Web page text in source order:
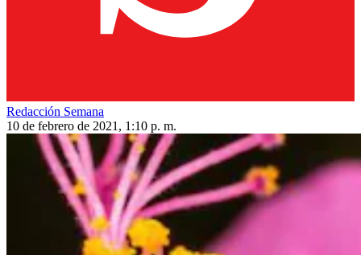
Redacción Semana
10 de febrero de 2021, 1:10 p. m.